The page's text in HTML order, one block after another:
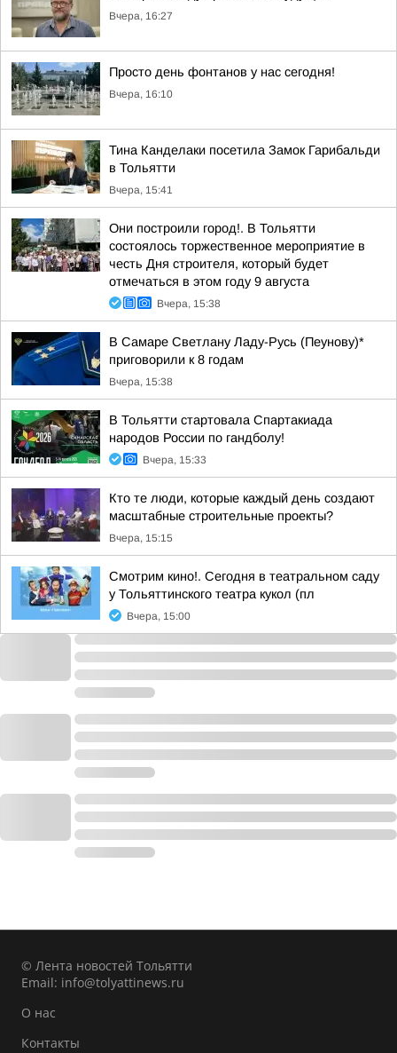
Вчера, 16:27
Просто день фонтанов у нас сегодня!
Вчера, 16:10
Тина Канделаки посетила Замок Гарибальди
в Тольятти
Вчера, 15:41
Они построили город!. В Тольятти
состоялось торжественное мероприятие в
честь Дня строителя, который будет
отмечаться в этом году 9 августа
Вчера, 15:38
В Самаре Светлану Ладу-Русь (Пеунову)*
приговорили к 8 годам
Вчера, 15:38
В Тольятти стартовала Спартакиада
народов России по гандболу!
Вчера, 15:33
Кто те люди, которые каждый день создают
масштабные строительные проекты?
Вчера, 15:15
Смотрим кино!. Сегодня в театральном саду
у Тольяттинского театра кукол (пл
Вчера, 15:00
© Лента новостей Тольятти
Email: info@tolyattinews.ru
О нас
Контакты